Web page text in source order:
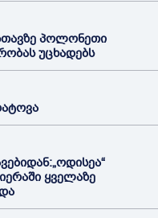
პოლონეთი
უცხადებს
ყველაზე